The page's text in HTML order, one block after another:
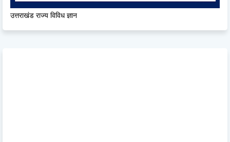
उत्तराखंड राज्य विविध ज्ञान